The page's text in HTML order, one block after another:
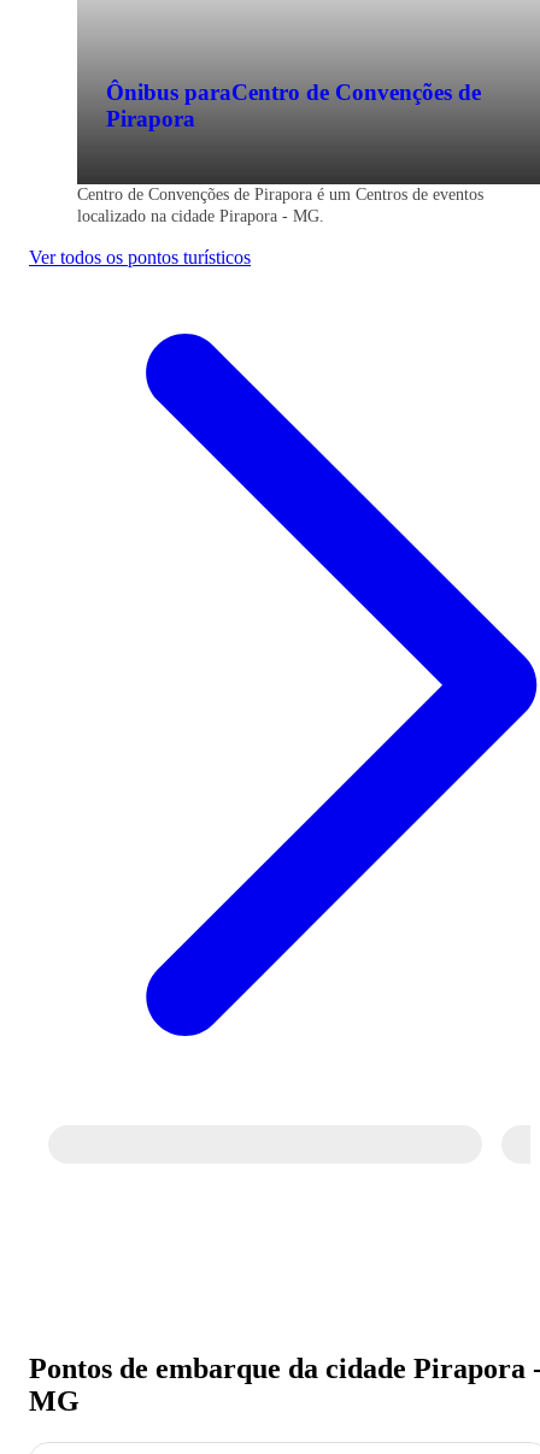
Ônibus paraCentro de Convenções de
Pirapora
Centro de Convenções de Pirapora é um Centros de eventos
localizado na cidade Pirapora - MG.
Ver todos os pontos turísticos
Pontos de embarque da cidade Pirapora
MG